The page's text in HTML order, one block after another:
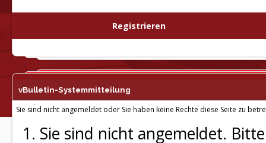
Registrieren
vBulletin-Systemmitteilung
Sie sind nicht angemeldet oder Sie haben keine Rechte diese Seite zu
Sie sind nicht angemeldet.